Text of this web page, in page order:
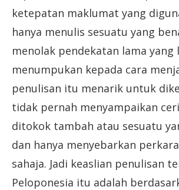
ketepatan maklumat yang
hanya menulis sesuatu yang
menolak pendekatan lama yang
menumpukan kepada cara
penulisan itu menarik untuk
tidak pernah menyampaikan
ditokok tambah atau sesuatu
dan hanya menyebarkan
sahaja. Jadi keaslian penulisan
Peloponesia itu adalah